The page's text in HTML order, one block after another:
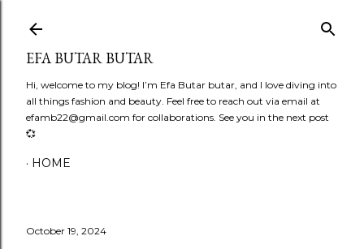
EFA BUTAR BUTAR
Hi, welcome to my blog! I’m Efa Butar butar, and I love diving into
all things fashion and beauty. Feel free to reach out via email at
efamb22@gmail.com for collaborations. See you in the next post
💞
HOME
October 19, 2024